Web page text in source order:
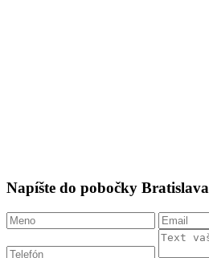
Napíšte do pobočky Bratislava